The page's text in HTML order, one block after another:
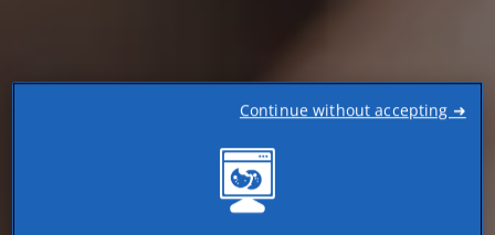
Continue without accepting ➜